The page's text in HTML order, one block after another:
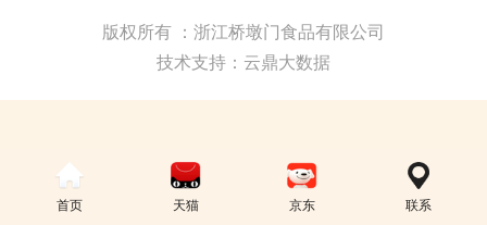
版权所有 ：浙江桥墩门食品有限公司
技术支持：云鼎大数据
首页 天猫 京东 联系